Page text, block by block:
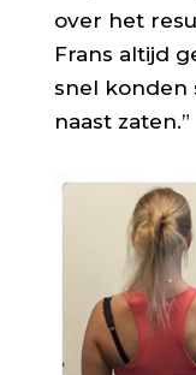
over het
Frans altijd
snel konden
naast zaten.”